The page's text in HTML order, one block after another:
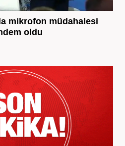
mikrofon müdahalesi
oldu